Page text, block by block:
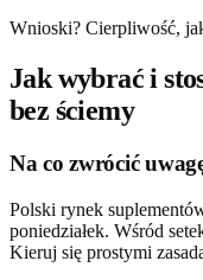
Wnioski? Cierpliwość,
Jak wybrać i
bez ściemy
Na co zwrócić
Polski rynek
poniedziałek. Wśród
Kieruj się prostymi